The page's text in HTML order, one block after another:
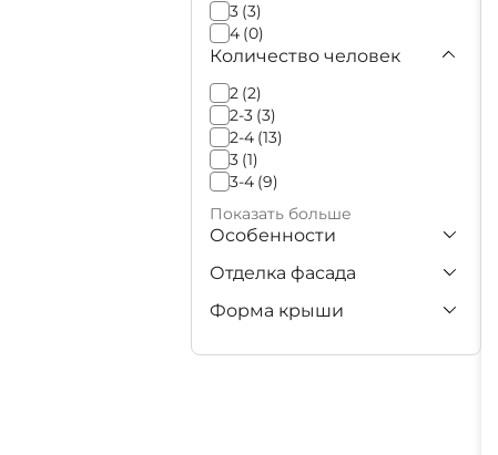
3 (3)
4 (0)
Количество человек
2 (2)
2-3 (3)
2-4 (13)
3 (1)
3-4 (9)
Показать больше
Особенности
+
Отделка фасада
+
Форма крыши
+